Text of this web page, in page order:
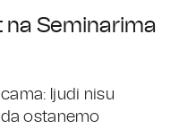
Seminarima
ljudi nisu
ostanemo